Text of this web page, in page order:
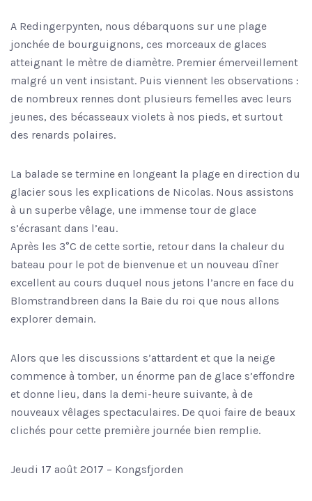
A Redingerpynten, nous débarquons sur une plage
jonchée de bourguignons, ces morceaux de glaces
atteignant le mètre de diamètre. Premier émerveillement
malgré un vent insistant. Puis viennent les observations :
de nombreux rennes dont plusieurs femelles avec leurs
jeunes, des bécasseaux violets à nos pieds, et surtout
des renards polaires.
La balade se termine en longeant la plage en direction du
glacier sous les explications de Nicolas. Nous assistons
à un superbe vêlage, une immense tour de glace
s’écrasant dans l’eau.
Après les 3°C de cette sortie, retour dans la chaleur du
bateau pour le pot de bienvenue et un nouveau dîner
excellent au cours duquel nous jetons l’ancre en face du
Blomstrandbreen dans la Baie du roi que nous allons
explorer demain.
Alors que les discussions s’attardent et que la neige
commence à tomber, un énorme pan de glace s’effondre
et donne lieu, dans la demi-heure suivante, à de
nouveaux vêlages spectaculaires. De quoi faire de beaux
clichés pour cette première journée bien remplie.
Jeudi 17 août 2017 – Kongsfjorden